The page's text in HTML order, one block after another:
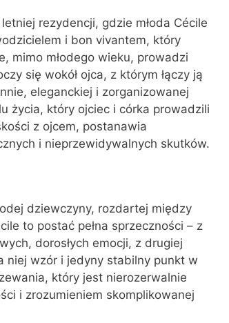
rezydencji, gdzie młoda Cécile
i bon vivantem, który
mimo młodego wieku, prowadzi
się wokół ojca, z którym łączy ją
eleganckiej i zorganizowanej
życia, który ojciec i córka prowadzili
z ojcem, postanawia
i nieprzewidywalnych skutków.
dziewczyny, rozdartej między
to postać pełna sprzeczności – z
dorosłych emocji, z drugiej
niej wzór i jedyny stabilny punkt w
który jest nierozerwalnie
i zrozumieniem skomplikowanej